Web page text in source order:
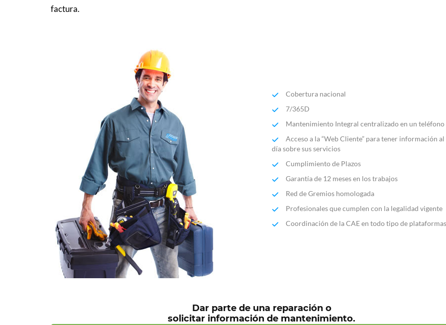
factura.
Cobertura nacional
7/365D
Mantenimiento Integral centralizado en un teléfono
Acceso a la “Web Cliente” para tener información al
día sobre sus servicios
Cumplimiento de Plazos
Garantía de 12 meses en los trabajos
Red de Gremios homologada
Profesionales que cumplen con la legalidad vigente
Coordinación de la CAE en todo tipo de
Dar parte de una reparación o
solicitar información de mantenimiento.